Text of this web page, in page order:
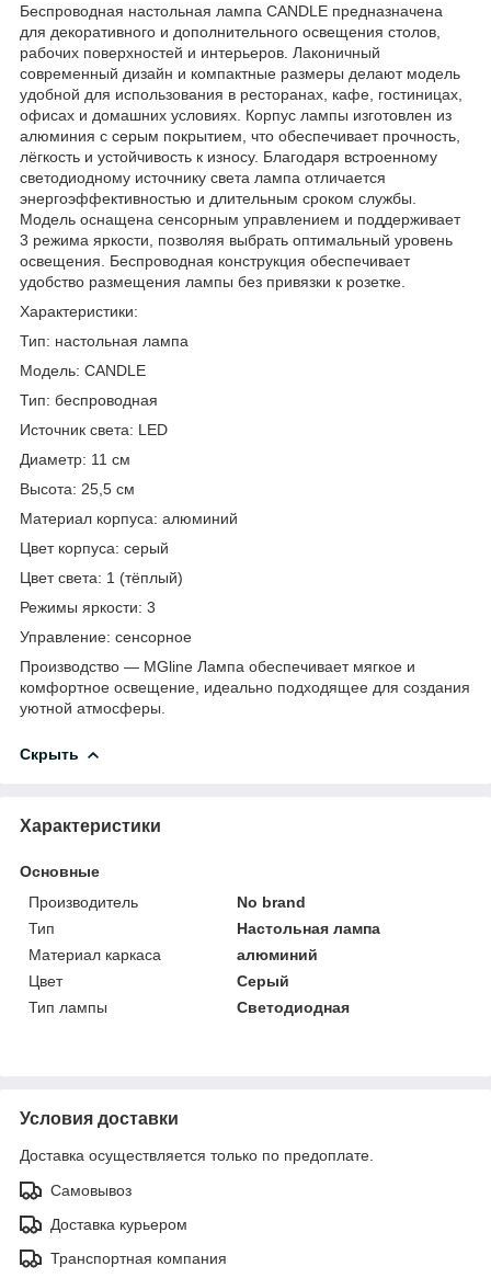
Беспроводная настольная лампа CANDLE предназначена
для декоративного и дополнительного освещения столов,
рабочих поверхностей и интерьеров. Лаконичный
современный дизайн и компактные размеры делают модель
удобной для использования в ресторанах, кафе, гостиницах,
офисах и домашних условиях. Корпус лампы изготовлен из
алюминия с серым покрытием, что обеспечивает прочность,
лёгкость и устойчивость к износу. Благодаря встроенному
светодиодному источнику света лампа отличается
энергоэффективностью и длительным сроком службы.
Модель оснащена сенсорным управлением и поддерживает
3 режима яркости, позволяя выбрать оптимальный уровень
освещения. Беспроводная конструкция обеспечивает
удобство размещения лампы без привязки к розетке.
Характеристики:
Тип: настольная лампа
Модель: CANDLE
Тип: беспроводная
Источник света: LED
Диаметр: 11 см
Высота: 25,5 см
Материал корпуса: алюминий
Цвет корпуса: серый
Цвет света: 1 (тёплый)
Режимы яркости: 3
Управление: сенсорное
Производство — MGline Лампа обеспечивает мягкое и
комфортное освещение, идеально подходящее для создания
уютной атмосферы.
Скрыть
Характеристики
Основные
Производитель
No brand
Тип
Настольная лампа
Материал каркаса
алюминий
Цвет
Серый
Тип лампы
Светодиодная
Условия доставки
Доставка осуществляется только по предоплате.
Самовывоз
Доставка курьером
Транспортная компания